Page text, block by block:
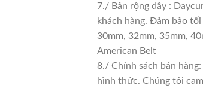
7./ Bản rộng dây :
khách hàng. Đảm bảo
30mm, 32mm, 35mm,
American Belt
8./ Chính sách bán
hình thức. Chúng tôi